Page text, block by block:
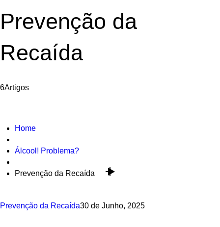
Prevenção da
Recaída
6Artigos
Home
Álcool! Problema?
Prevenção da Recaída
Prevenção da Recaída30 de Junho, 2025